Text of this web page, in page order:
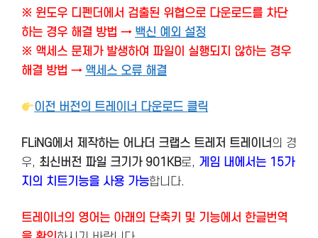
※ 윈도우 디펜더에서 검출된 위협으로 다운로드를 차단
하는 경우 해결 방법 → 백신 예외 설정
※ 액세스 문제가 발생하여 파일이 실행되지 않하는 경우
해결 방법 → 액세스 오류 해결
이전 버전의 트레이너 다운로드 클릭
FLiNG에서 제작하는 어나더 크랩스 트레저 트레이너 의 경
우, 최신버전 파일 크기가 901KB로, 게임 내에서는 15가
지의 치트기능을 사용 가능합니다.
트레이너의 영어는 아래의 단축키 및 기능에서 한글번역